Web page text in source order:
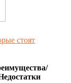
стоят